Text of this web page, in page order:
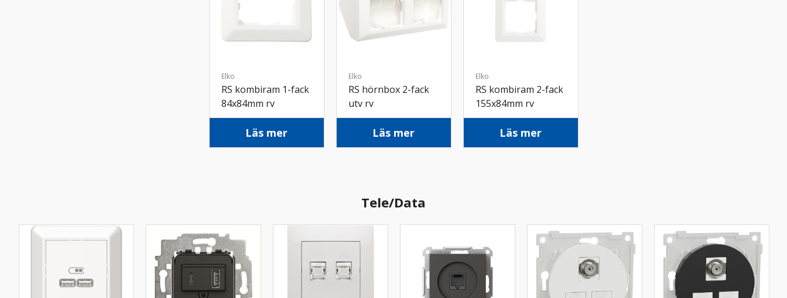
Elko
RS kombiram 1-fack
84x84mm rv
Läs mer
Elko
RS hörnbox 2-fack
utv rv
Läs mer
Elko
RS kombiram 2-fack
155x84mm rv
Läs mer
Tele/Data